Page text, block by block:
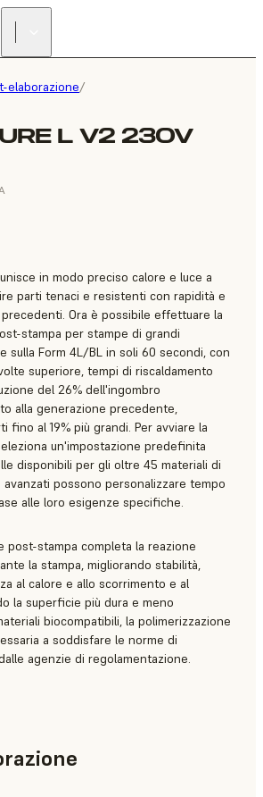
elaborazione/
L V2 230V
in modo preciso calore e luce a
parti tenaci e resistenti con rapidità e
Ora è possibile effettuare la
stampa per stampe di grandi
sulla Form 4L/BL in soli 60 secondi, con
superiore, tempi di riscaldamento
del 26% dell'ingombro
alla generazione precedente,
fino al 19% più grandi. Per avviare la
un'impostazione predefinita
disponibili per gli oltre 45 materiali di
avanzati possono personalizzare tempo
alle loro esigenze specifiche.
post-stampa completa la reazione
la stampa, migliorando stabilità,
al calore e allo scorrimento e al
la superficie più dura e meno
biocompatibili, la polimerizzazione
a soddisfare le norme di
agenzie di regolamentazione.